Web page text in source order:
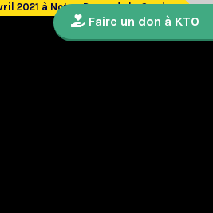
2021 à Notre-Dame de la Garde
Faire un don à KTO